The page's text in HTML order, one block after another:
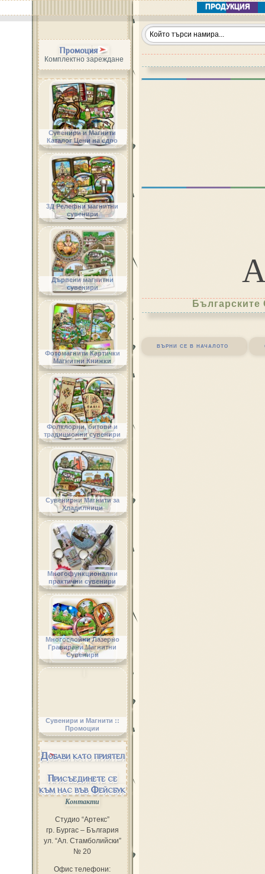
ПРОДУКЦИЯ
върни се в началото
Промоция
Комплектно зареждане
Сувенири и Магнити
Каталог Цени на едро
3Д Релефни магнитни
сувенири
Дървени магнитни
сувенири
Фотомагнити Картички
Магнитни Книжки
Фолклорни, битови и
традиционни сувенири
Сувенирни Магнити за
Хладилници
Многофункционални
практични сувенири
Многослойни Лазерно
Гравирани Магнитни
Сувенири
Сувенири и Магнити ::
Промоции
Добави като приятел
Присъединете се
към нас във Фейсбук
Контакти
Студио “Артекс”
гр. Бургас – България
ул. “Ал. Стамболийски”
№ 20
Офис телефони: